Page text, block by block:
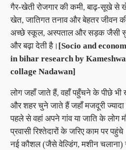
गैर-खेती रोजगार की कमी, बाढ़-सूखे से
खेत, जातिगत तनाव और बेहतर जीवन
अच्छे स्कूल, अस्पताल और सड़क जैसी
और बढ़ा देती है। [Socio and
in bihar research by
collage Nadawan]
लोग जहाँ जाते हैं, वहाँ पहुँचने के पीछे भी
और शहर चुने जाते हैं जहाँ मजदूरी
पहले से वहां अपने गांव या जाति के लोग
प्रवासी रिश्तेदारों के जरिए काम पर
नई कौशल (जैसे वेल्डिंग, मशीन चलाना)